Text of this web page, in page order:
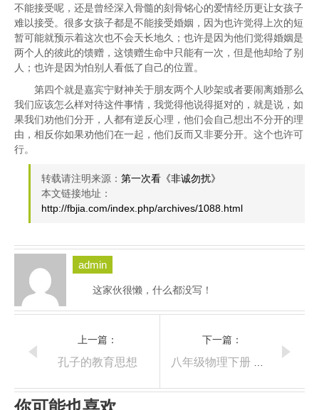
不能接受呢，还是曾经深入骨髓的刻骨铭心的爱情经历更让女孩子
难以接受。很多女孩子都是不能接受婚姻，因为也许觉得上次的短
暂可能就预示着这次也不会天长地久；也许是因为他们觉得婚姻是
两个人的彼此的馈赠，这馈赠生命中只能有一次，但是他却给了别
人；也许是因为怕别人看低了自己的位置。
第四个就是嘉宾宁财神关于朋友两个人吵架或者要闹离婚那么
我们应该怎么样对待这件事情，我觉得他说得挺对的，就是说，如
果我们劝他们分开，人都有逆反心理，他们会自己想出不分开的理
由，相反你如果劝他们在一起，他们反而又非要分开。这个也许可
行。
转载请注明来源： 第一次看《非诚勿扰》
本文链接地址：
http://fbjia.com/index.php/archives/1088.html
admin
这家伙很懒，什么都没写！
上一篇：
孔子的教育思想
下一篇：